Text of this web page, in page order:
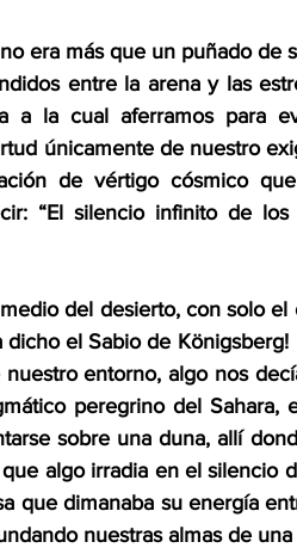
era más que un puñado de
entre la arena y las
a la cual aferramos para
únicamente de nuestro
de vértigo cósmico
“El silencio infinito de
del desierto, con solo
el Sabio de Königsberg!
entorno, algo nos
peregrino del Sahara,
sobre una duna, allí
algo irradia en el silencio
que dimanaba su energía
nuestras almas de